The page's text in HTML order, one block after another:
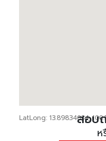
LatLong: 13.89834034,
สอบ
ห